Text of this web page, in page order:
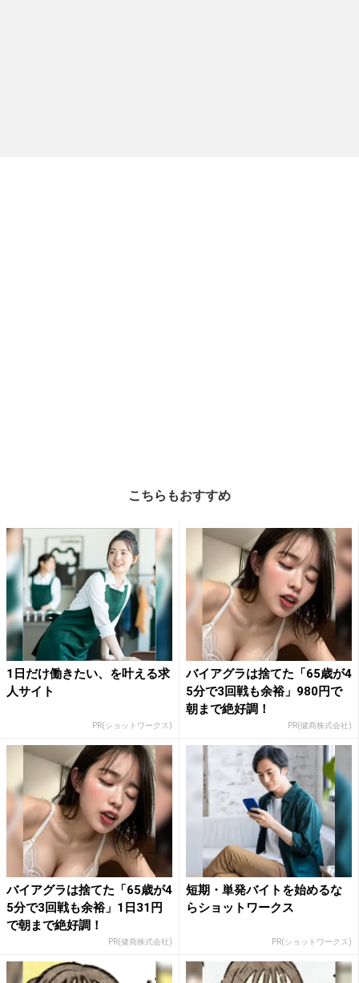
こちらもおすすめ
1日だけ働きたい、を叶える求
人サイト
PR(ショットワークス)
バイアグラは捨てた「65歳が4
5分で3回戦も余裕」980円で
朝まで絶好調！
PR(健商株式会社)
バイアグラは捨てた「65歳が4
5分で3回戦も余裕」1日31円
で朝まで絶好調！
PR(健商株式会社)
短期・単発バイトを始めるな
らショットワークス
PR(ショットワークス)